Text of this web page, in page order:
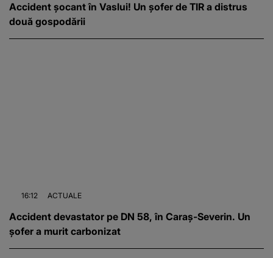
Accident șocant în Vaslui! Un șofer de TIR a distrus
două gospodării
16:12 ACTUALE
Accident devastator pe DN 58, în Caraș-Severin. Un
șofer a murit carbonizat